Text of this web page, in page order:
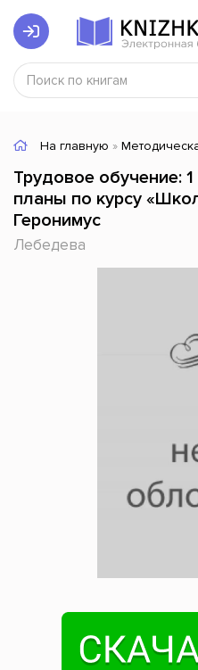
На главную »
Трудовое обучение:
планы по курсу
Геронимус
Лебедева